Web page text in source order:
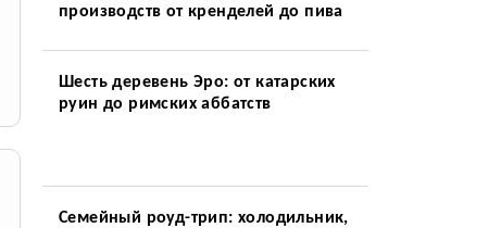
производств от кренделей до пива
Шесть деревень Эро: от катарских
руин до римских аббатств
Семейный роуд-трип: холодильник,